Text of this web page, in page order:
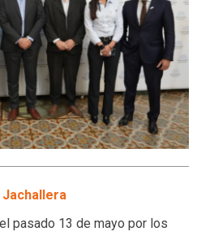
Jachallera
pasado 13 de mayo por los